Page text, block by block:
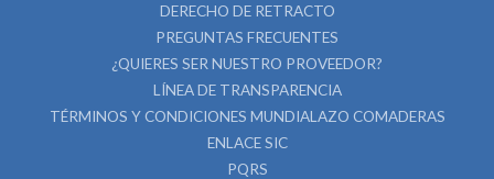
DERECHO DE RETRACTO
PREGUNTAS FRECUENTES
¿QUIERES SER NUESTRO PROVEEDOR?
LÍNEA DE TRANSPARENCIA
TÉRMINOS Y CONDICIONES MUNDIALAZO COMADERAS
ENLACE SIC
PQRS